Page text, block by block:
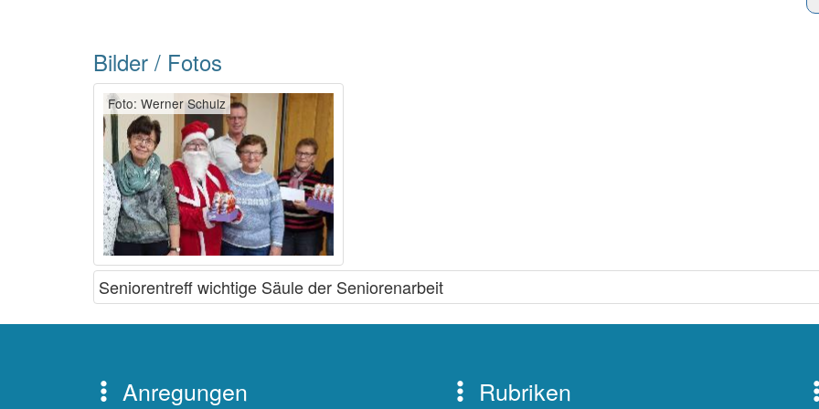
Bilder / Fotos
Foto: Werner Schulz
Seniorentreff wichtige Säule der Seniorenarbeit
Anregungen Rubriken